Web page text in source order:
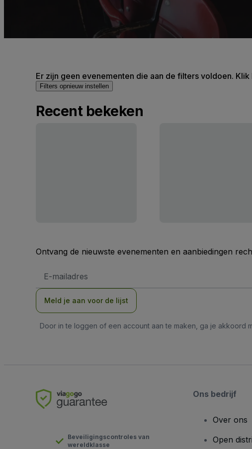
Er zijn geen evenementen die aan de filters voldoen.
Filters opnieuw instellen
Recent bekeken
Ontvang de nieuwste evenementen en aanbiedingen
mailadres
Meld je aan voor de lijst
Door in te loggen of een account aan te maken, ga je akkoord
Beveiligingscontroles van
wereldklasse
Ons bedrijf
Over ons
Open